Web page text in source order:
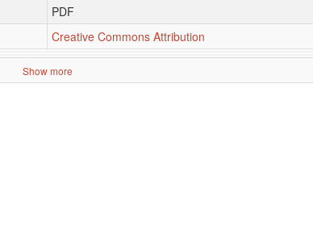
PDF
Creative Commons Attribution
Show more